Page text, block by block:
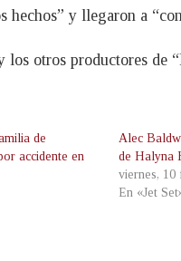
y llegaron a
otros productores de
de
accidente en
Alec
de Halyna
viernes, 10
En «Jet